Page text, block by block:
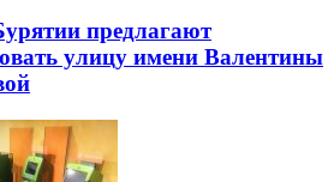
предлагают
улицу имени Валентины